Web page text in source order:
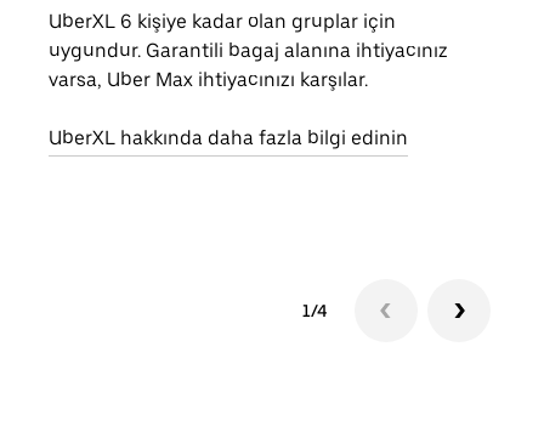
UberXL 6 kişiye kadar olan gruplar için
uygundur. Garantili bagaj alanına ihtiyacınız
varsa, Uber Max ihtiyacınızı karşılar.
UberXL hakkında daha fazla bilgi edinin
1/4